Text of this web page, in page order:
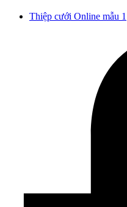
Thiệp cưới Online mẫu 1